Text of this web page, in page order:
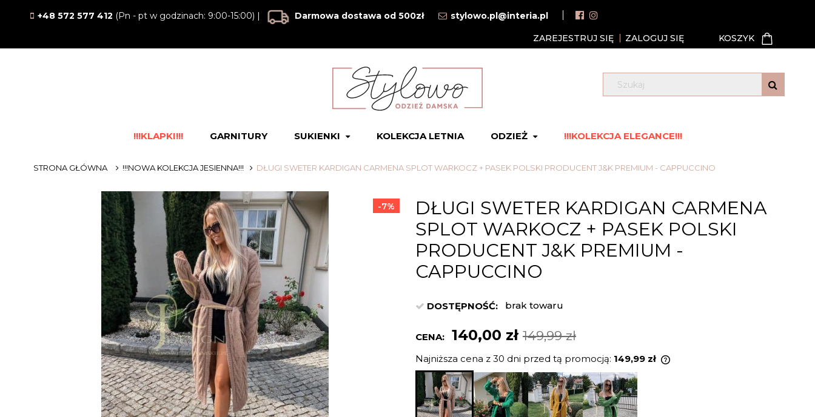
+48 572 577 412 (Pn - pt w godzinach: 9:00-15:00) | Darmowa dostawa od 500zł stylowo.pl@interia.pl
ZAREJESTRUJ SIĘ ZALOGUJ SIĘ
!!!KLAPKI!!! GARNITURY SUKIENKI KOLEKCJA LETNIA ODZIEŻ !!!KOLEKCJA ELEGANCE!!!
STRONA GŁÓWNA !!!NOWA KOLEKCJA JESIENNA!!! DŁUGI SWETER KARDIGAN CARMENA SPLOT WARKOCZ + PASEK POLSKI PRODUCENT J&K PREMIUM - CAPPUCCINO
DŁUGI SWETER KARDIGAN CARMENA
SPLOT WARKOCZ + PASEK POLSKI
PRODUCENT J&K PREMIUM -
CAPPUCCINO
-7%
DOSTĘPNOŚĆ: brak towaru
CENA: 140,00 zł 149,99 zł
Najniższa cena z 30 dni przed tą promocją: 149,99 zł
Jeżeli produkt jest sprzedawany krócej
niż 30 dni, wyświetlana jest najniższa
cena od momentu, kiedy produkt